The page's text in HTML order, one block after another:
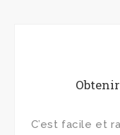
C’est facile et